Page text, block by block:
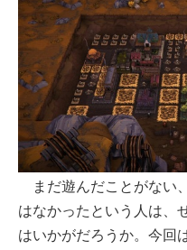
まだ遊んだことがない
はなかったという人は、
はいかがだろうか。今回